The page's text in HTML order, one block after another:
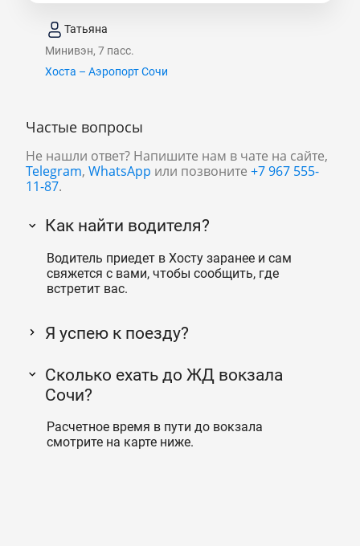
Татьяна
Минивэн, 7 пасс.
Хоста – Аэропорт Сочи
Частые вопросы
Не нашли ответ? Напишите нам в чате на сайте,
Telegram, WhatsApp или позвоните +7 967 555-
11-87.
Как найти водителя?
Водитель приедет в Хосту заранее и сам
свяжется с вами, чтобы сообщить, где
встретит вас.
Я успею к поезду?
Сколько ехать до ЖД вокзала
Сочи?
Расчетное время в пути до вокзала
смотрите на карте ниже.